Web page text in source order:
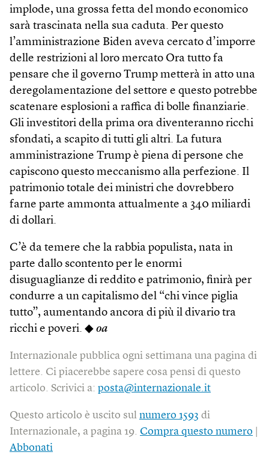
implode, una grossa fetta del mondo economico
sarà trascinata nella sua caduta. Per questo
l’amministrazione Biden aveva cercato d’imporre
delle restrizioni al loro mercato Ora tutto fa
pensare che il governo Trump metterà in atto una
deregolamentazione del settore e questo potrebbe
scatenare esplosioni a raffica di bolle finanziarie.
Gli investitori della prima ora diventeranno ricchi
sfondati, a scapito di tutti gli altri. La futura
amministrazione Trump è piena di persone che
capiscono questo meccanismo alla perfezione. Il
patrimonio totale dei ministri che dovrebbero
farne parte ammonta attualmente a 340 miliardi
di dollari.
C’è da temere che la rabbia populista, nata in
parte dallo scontento per le enormi
disuguaglianze di reddito e patrimonio, finirà per
condurre a un capitalismo del “chi vince piglia
tutto”, aumentando ancora di più il divario tra
ricchi e poveri. ◆ oa
Internazionale pubblica ogni settimana una pagina di
lettere. Ci piacerebbe sapere cosa pensi di questo
articolo. Scrivici a: posta@internazionale.it
Questo articolo è uscito sul numero 1593 di
Internazionale, a pagina 19. Compra questo numero
Abbonati